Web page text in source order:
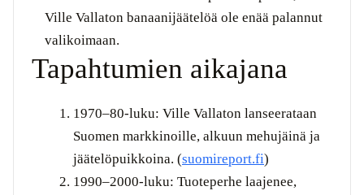
Ville Vallaton banaanijäätelöä ole enää palannut
valikoimaan.
Tapahtumien aikajana
1970–80-luku: Ville Vallaton lanseerataan
Suomen markkinoille, alkuun mehujäinä ja
jäätelöpuikkoina. (suomireport.fi)
1990–2000-luku: Tuoteperhe laajenee,